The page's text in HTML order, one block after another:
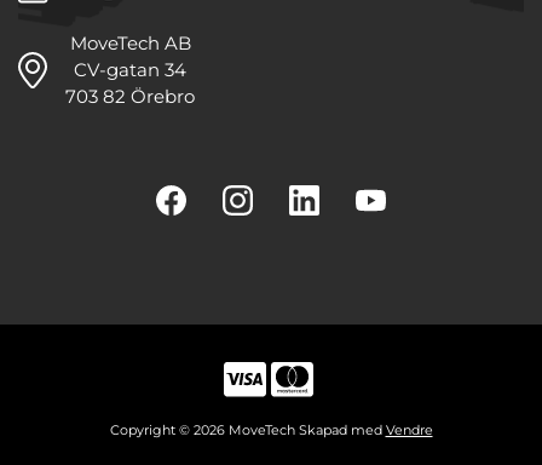
MoveTech AB
CV-gatan 34
703 82 Örebro
Copyright © 2026 MoveTech Skapad med Vendre